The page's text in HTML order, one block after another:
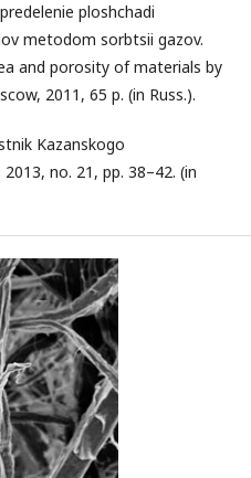
ploshchadi
metodom sorbtsii gazov.
and porosity of materials by
2011, 65 p. (in Russ.).
Kazanskogo
no. 21, pp. 38–42. (in